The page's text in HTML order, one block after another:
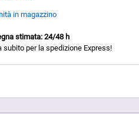
in magazzino
stimata: 24/48 h
subito per la spedizione Express!